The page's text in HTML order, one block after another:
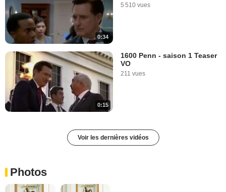
0:34
5 510 vues
0:15
1600 Penn - saison 1 Teaser
VO
211 vues
Voir les dernières vidéos
Photos